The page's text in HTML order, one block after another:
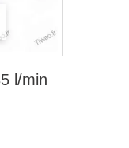
l/min